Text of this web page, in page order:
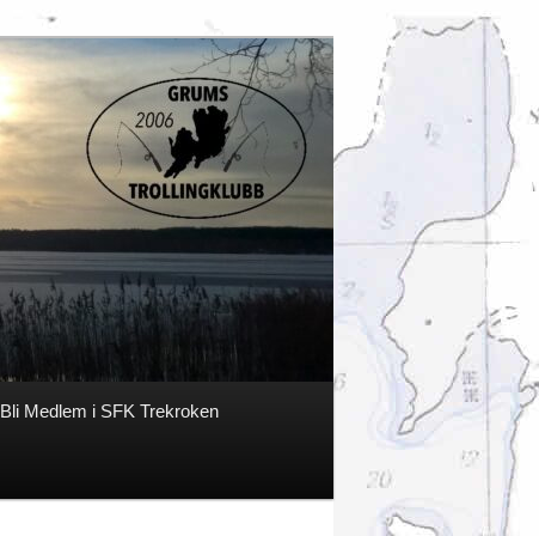
Bli Medlem i SFK Trekroken